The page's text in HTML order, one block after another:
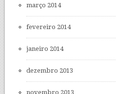
março 2014
fevereiro 2014
janeiro 2014
dezembro 2013
novembro 2013